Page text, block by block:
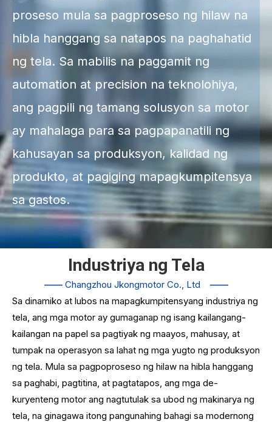
proseso mula sa pagproseso ng hilaw na
hibla hanggang sa natapos na paghahatid
ng tela. Sa mabilis na paggamit ng
automation at precision na teknolohiya,
ang pagpili ng tamang solusyon sa motor
ay mahalaga para sa pagpapanatili ng
kahusayan sa produksyon, kalidad ng
produkto, at pagiging mapagkumpitensya
sa gastos.
Industriya ng Tela
—— Changzhou Jkongmotor Co., Ltd
——
Sa dinamiko at lubos na mapagkumpitensyang industriya ng
tela, ang mga motor ay gumaganap ng isang kailangang-
kailangan na papel sa pagtiyak ng maayos, mahusay, at
tumpak na operasyon sa lahat ng mga yugto ng produksyon
ng tela. Mula sa pagpoproseso ng hilaw na hibla hanggang
sa paghabi, pagtitina, at pagtatapos, ang mga de-
kuryenteng motor ang nagtutulak sa ubod ng makinarya ng
tela, na ginagawa itong pangunahing bahagi sa modernong